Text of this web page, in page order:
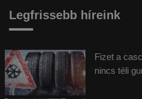
Legfrissebb híreink
Fizet a
nincs téli